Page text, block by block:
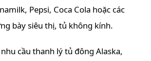
Pepsi, Coca Cola hoặc các
bày siêu thị, tủ không kính.
cầu thanh lý tủ đông Alaska,